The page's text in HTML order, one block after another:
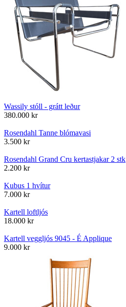
Wassily stóll - grátt leður
380.000 kr
Rosendahl Tanne blómavasi
3.500 kr
Rosendahl Grand Cru kertastjakar 2 stk
2.200 kr
Kubus 1 hvítur
7.000 kr
Kartell loftljós
18.000 kr
Kartell veggljós 9045 - É Applique
9.000 kr